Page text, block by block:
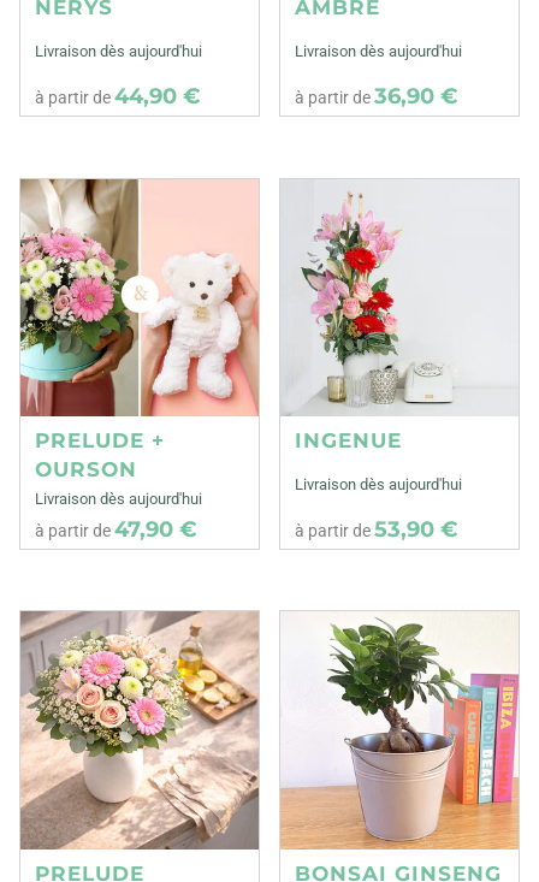
NERYS
Livraison dès aujourd'hui
à partir de44,90 €
AMBRE
Livraison dès aujourd'hui
à partir de36,90 €
PRELUDE +
OURSON
Livraison dès aujourd'hui
à partir de47,90 €
INGENUE
Livraison dès aujourd'hui
à partir de53,90 €
PRELUDE BONSAI GINSENG